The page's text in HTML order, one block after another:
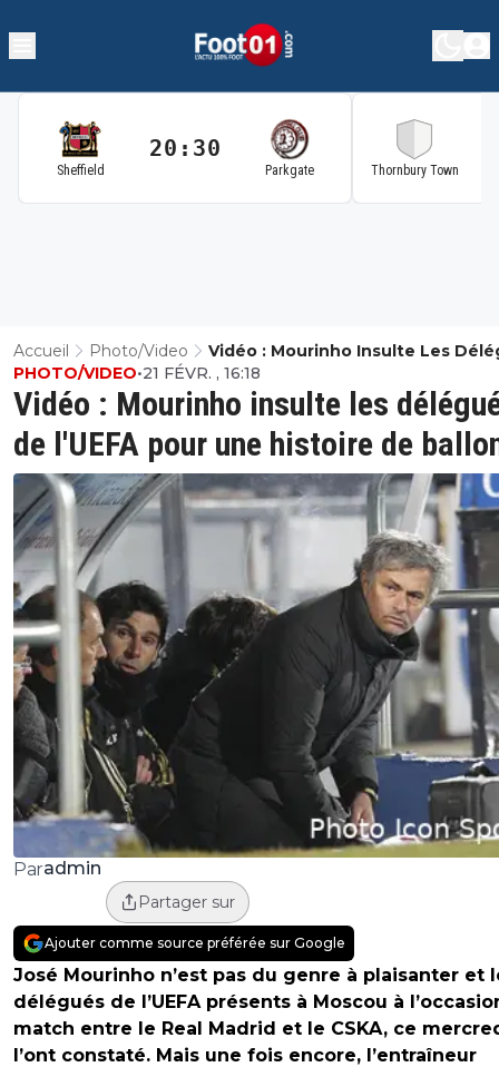
Sheffield
20:30
Parkgate Thornbury Town
Accueil Photo/Video
Vidéo : Mourinho Insulte Les
De L'UEFA Pour Une Histoire De
Vidéo : Mourinho insulte les
de l'UEFA pour une histoire de
PHOTO/VIDEO•21 FÉVR. , 16:18
Paradmin
Partager sur
Ajouter comme source préférée sur Google
José Mourinho n’est pas du genre à plaisanter et
délégués de l’UEFA présents à Moscou à
match entre le Real Madrid et le CSKA, ce
l’ont constaté. Mais une fois encore, l’entraîneur